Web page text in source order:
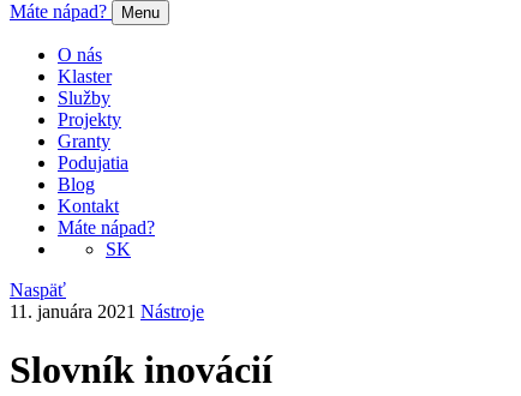
Máte nápad? Menu
O nás
Klaster
Služby
Projekty
Granty
Podujatia
Blog
Kontakt
Máte nápad?
SK
Naspäť
11. januára 2021 Nástroje
Slovník inovácií